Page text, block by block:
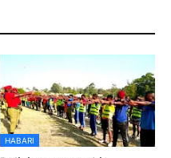
HABARI